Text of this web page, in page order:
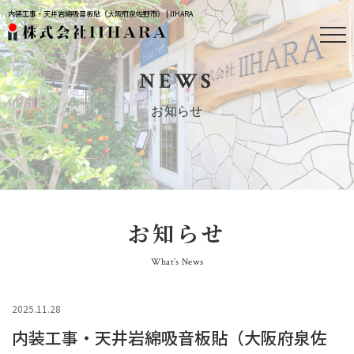
内装工事・天井岩綿吸音板貼（大阪府泉佐野市） | IIHARA
NEWS
お知らせ
お知らせ
What’s News
2025.11.28
内装工事・天井岩綿吸音板貼（大阪府泉佐